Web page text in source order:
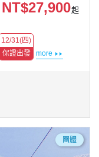
NT$27,900起
12/31(四)
保證出發
more
團體